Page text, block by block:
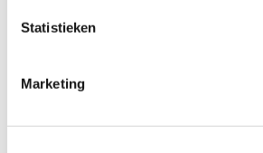
Statistieken
Marketing
Sorby Midi beitel
€ 74,67 excl. btw